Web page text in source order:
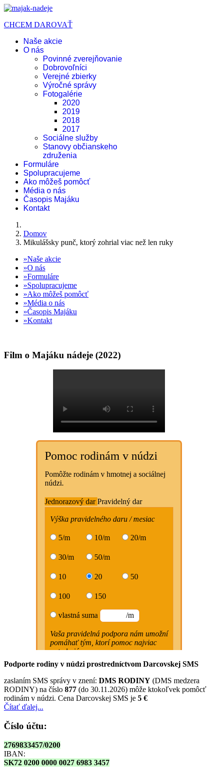
CHCEM DAROVAŤ
Naše akcie
O nás
Povinné zverejňovanie
Dobrovoľníci
Verejné zbierky
Výročné správy
Fotogalérie
2020
2019
2018
2017
Sociálne služby
Stanovy občianskeho
združenia
Formuláre
Spolupracujeme
Ako môžeš pomôcť
Média o nás
Časopis Majáku
Kontakt
Domov
Mikulášsky punč, ktorý zohrial viac než len ruky
Naše akcie
O nás
Formuláre
Spolupracujeme
Ako môžeš pomôcť
Média o nás
Časopis Majáku
Kontakt
Film o Majáku nádeje (2022)
Podporte rodiny v núdzi prostredníctvom Darcovskej SMS
zaslaním SMS správy v znení: DMS RODINY (DMS medzera
RODINY) na číslo 877 (do 30.11.2026) môže ktokoľvek pomôcť
rodinám v núdzi. Cena Darcovskej SMS je 5 €
Čítať ďalej...
Číslo účtu:
2769833457/0200
IBAN:
SK72 0200 0000 0027 6983 3457